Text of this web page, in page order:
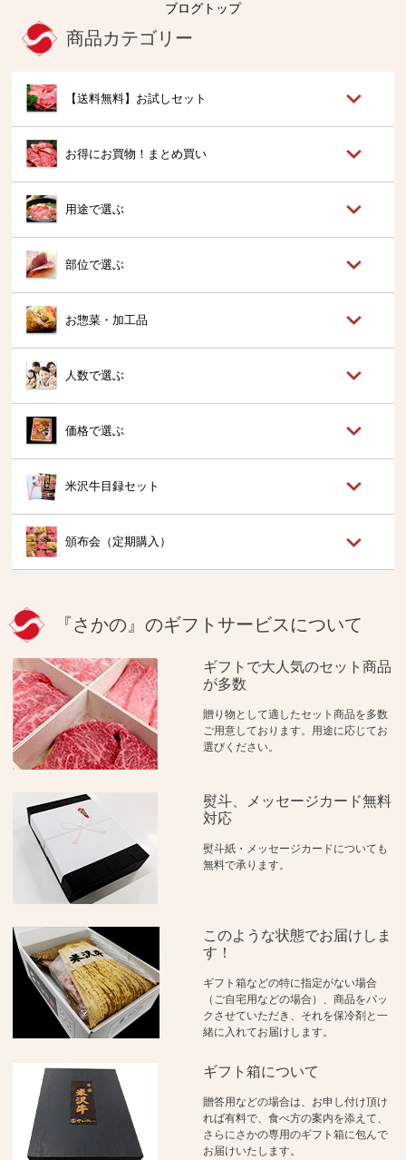
ブログトップ
商品カテゴリー
【送料無料】お試しセット
お得にお買物！まとめ買い
用途で選ぶ
部位で選ぶ
お惣菜・加工品
人数で選ぶ
価格で選ぶ
米沢牛目録セット
頒布会（定期購入）
『さかの』のギフトサービスについて
ギフトで大人気のセット商品
が多数
贈り物として適したセット商品を多数
ご用意しております。用途に応じてお
選びください。
熨斗、メッセージカード無料
対応
熨斗紙・メッセージカードについても
無料で承ります。
このような状態でお届けしま
す！
ギフト箱などの特に指定がない場合
（ご自宅用などの場合）、商品をパッ
クさせていただき、それを保冷剤と一
緒に入れてお届けします。
ギフト箱について
贈答用などの場合は、お申し付け頂け
れば有料で、食べ方の案内を添えて、
さらにさかの専用のギフト箱に包んで
お届けいたします。